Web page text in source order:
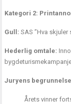
Kategori 2:
Gull: SAS ”Hva skjuler
Hederlig omtale:
Juryens
Årets vinner